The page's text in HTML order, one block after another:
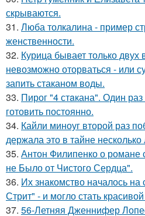
скрываются.
31. Люба толкалина - пример
женственности.
32. Курица бывает только двух
невозможно оторваться - или
запить стаканом воды.
33. Пирог "4 стaкана". Один раз
готовить постоянно.
34. Кайли миноуг второй раз
держала это в тайне несколько
35. Антон Филипенко о романе
не Было от Чистого Сердца".
36. Их знакомство началось
Стрит" - и могло стать
37. 56-Летняя Дженнифер